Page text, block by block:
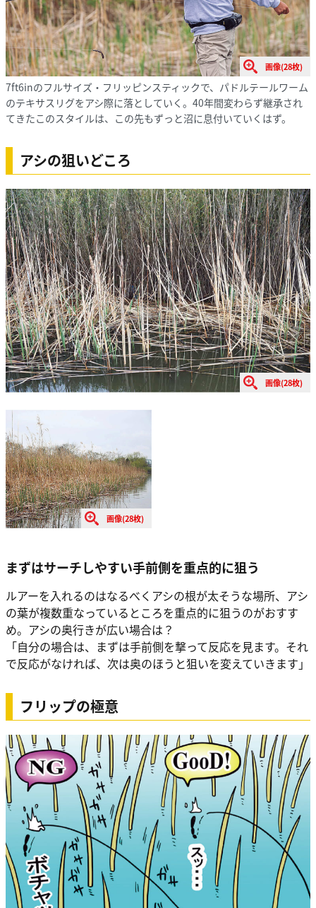
画像(28枚)
7ft6inのフルサイズ・フリッピンスティックで、パドルテールワーム
のテキサスリグをアシ際に落としていく。40年間変わらず継承され
てきたこのスタイルは、この先もずっと沼に息付いていくはず。
アシの狙いどころ
画像(28枚)
画像(28枚)
まずはサーチしやすい手前側を重点的に狙う
ルアーを入れるのはなるべくアシの根が太そうな場所、アシ
の葉が複数重なっているところを重点的に狙うのがおすす
め。アシの奥行きが広い場合は？
「自分の場合は、まずは手前側を撃って反応を見ます。それ
で反応がなければ、次は奥のほうと狙いを変えていきます」
フリップの極意